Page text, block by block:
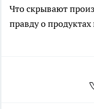
Что скрывают
правду о